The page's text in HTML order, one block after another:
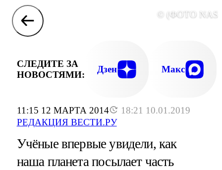
11:15 12 МАРТА 2014
18:21 10.01.2019
РЕДАКЦИЯ ВЕСТИ.РУ
© (ФОТО
СЛЕДИТЕ ЗА
НОВОСТЯМИ:
Дзен Макс
Учёные впервые увидели, как
наша планета посылает часть